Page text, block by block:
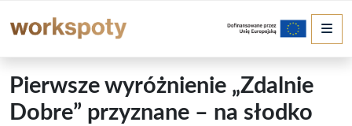
Pierwsze wyróżnienie „Zdalnie
Dobre” przyznane – na słodko